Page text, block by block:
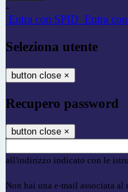
-
Entra con SPID Entra
Seleziona utente
button close ×
Recupero password
button close ×
all'indirizzo indicato con le
Non hai una e-mail associata